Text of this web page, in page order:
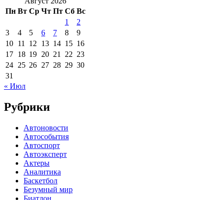
Пн Вт Ср Чт Пт Сб Вс
1
2
3
4 5 6 7 8
9
10 11 12 13 14 15 16
17 18 19 20 21 22 23
24 25 26 27 28 29 30
31
« Июл
Рубрики
Автоновости
Автособытия
Автоспорт
Автоэксперт
Актеры
Аналитика
Баскетбол
Безумный мир
Биатлон